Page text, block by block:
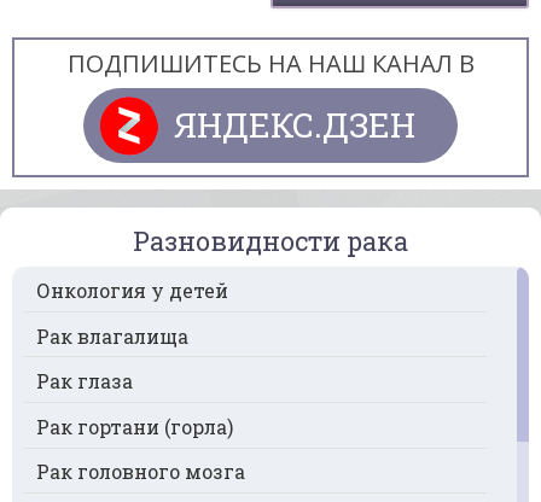
ПОДПИШИТЕСЬ НА НАШ КАНАЛ В
ЯНДЕКС.ДЗЕН
Разновидности рака
Онкология у детей
Рак влагалища
Рак глаза
Рак гортани (горла)
Рак головного мозга